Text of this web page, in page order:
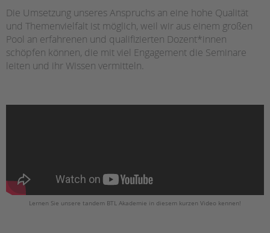
Die Umsetzung unseres Anspruchs an eine hohe Qualität
und Themenvielfalt ist möglich, weil wir aus einem großen
Pool an erfahrenen und qualifizierten Dozent*innen
schöpfen können, die mit viel Engagement die Seminare
leiten und ihr Wissen vermitteln.
Lernen Sie unsere tandem BTL Akademie in diesem kurzen Video kennen!